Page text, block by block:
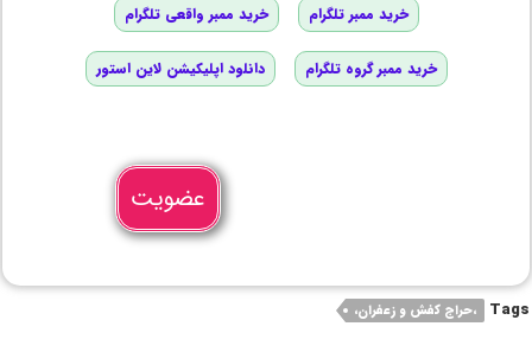
خرید ممبر تلگرام خرید ممبر واقعی تلگرام
خرید ممبر گروه تلگرام دانلود اپلیکیشن لاین استور
عضویت
Tags ،حراج کفش و زعفران،